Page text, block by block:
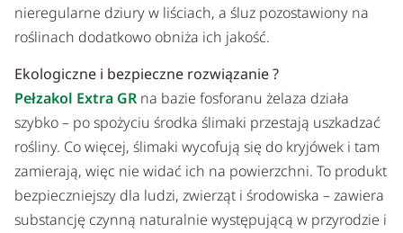
nieregularne dziury w liściach, a śluz pozostawiony na
roślinach dodatkowo obniża ich jakość.
Ekologiczne i bezpieczne rozwiązanie ?
Pełzakol Extra GR na bazie fosforanu żelaza działa
szybko – po spożyciu środka ślimaki przestają uszkadzać
rośliny. Co więcej, ślimaki wycofują się do kryjówek i tam
zamierają, więc nie widać ich na powierzchni. To produkt
bezpieczniejszy dla ludzi, zwierząt i środowiska – zawiera
substancję czynną naturalnie występującą w przyrodzie i